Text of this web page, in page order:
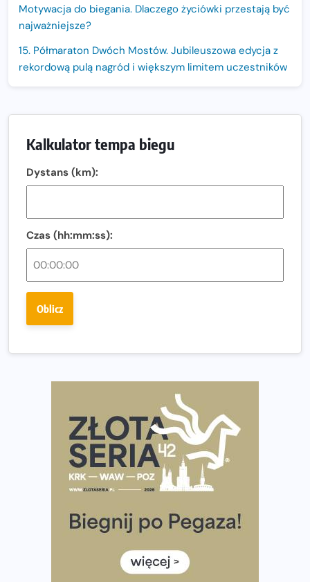
Motywacja do biegania. Dlaczego życiówki przestają być
najważniejsze?
15. Półmaraton Dwóch Mostów. Jubileuszowa edycja z
rekordową pulą nagród i większym limitem uczestników
Oficjalna koszulka LOTTO 25. Poznań Maratonu!
Amazfit Balance 3: Kompleksowe narzędzie dla biegacza
Regeneracja w bieganiu. Co warto o niej wiedzieć?
Ostatnie wolne miejsca na jubileuszowy Bieg
Fabrykanta. Organizatorzy odkrywają trasę dzień po
wybiera wyzwanie trzech największych maratonów w
Praska 5k Run gospodarzem Mistrzostw Polski
Największy Bieg Powstania Warszawskiego w historii.
Ponad 12 tysięcy uczestników pobiegło dla Bohaterów!
Tętno vs tempo – czym kierować się w bieganiu?
Co ma dużo białka? Produkty, które warto włączyć do
Rozbiegany Olsztyn szykuje się na weekend z
Już w tę sobotę 35. Bieg Powstania Warszawskiego.
Wystartuje rekordowa liczba uczestników
35. Bieg Powstania Warszawskiego – praktyczny
Kalkulator tempa biegu
Dystans (km):
Czas (hh:mm:ss):
Oblicz